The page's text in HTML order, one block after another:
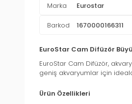
Marka Eurostar
Barkod 1670000166311
EuroStar Cam Difüzör
EuroStar Cam Difüzör,
geniş akvaryumlar için
Ürün Özellikleri